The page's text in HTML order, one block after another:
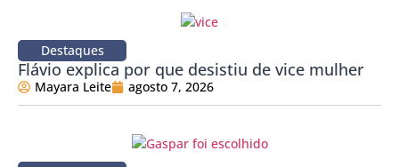
Destaques
Flávio explica por que desistiu de vice mulher
Mayara Leite agosto 7, 2026